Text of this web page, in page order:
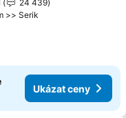
24 439
>> Serik
Ukázat ceny